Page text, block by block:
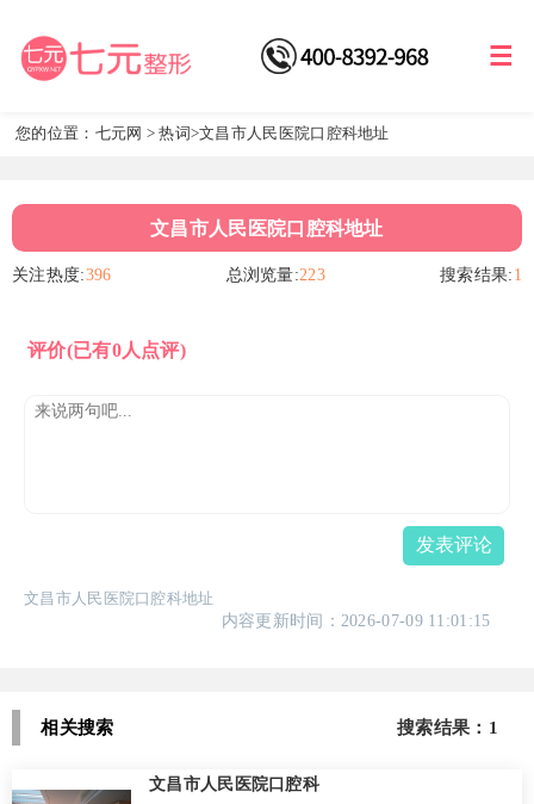
您的位置： 七元网 >热词 >文昌市人民医院口腔科地址
文昌市人民医院口腔科地址
关注热度:396 总浏览量:223 搜索结果: 1
评价(已有0人点评)
发表评论
文昌市人民医院口腔科地址
内容更新时间：2026-07-09 11:01:15
相关搜索 搜索结果：1
文昌市人民医院口腔科